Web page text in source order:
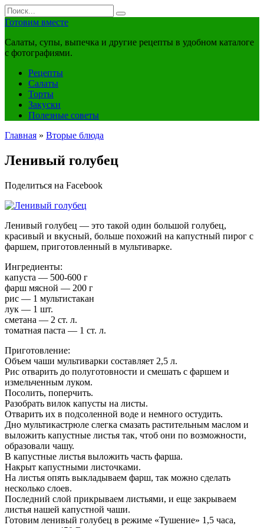
Перейти
к
Search
for:
Готовим вместе
Салаты, супы, выпечка и другие рецепты в удобном каталоге
с фотографиями.
Рецепты
Салаты
Торты
Закуски
Полезные советы
Главная » Вторые блюда
Ленивый голубец
Поделиться на Facebook
Ленивый голубец — это такой один большой голубец,
красивый и вкусный, больше похожий на капустный пирог с
фаршем, приготовленный в мультиварке.
Ингредиенты:
капуста — 500-600 г
фарш мясной — 200 г
рис — 1 мультистакан
лук — 1 шт.
сметана — 2 ст. л.
томатная паста — 1 ст. л.
Приготовление:
Объем чаши мультиварки составляет 2,5 л.
Рис отварить до полуготовности и смешать с фаршем и
измельченным луком.
Посолить, поперчить.
Разобрать вилок капусты на листы.
Отварить их в подсоленной воде и немного остудить.
Дно мультикастрюле слегка смазать растительным маслом и
выложить капустные листья так, чтоб они по возможности,
образовали чашу.
В капустные листья выложить часть фарша.
Накрыт капустными листочками.
На листья опять выкладываем фарш, так можно сделать
несколько слоев.
Последний слой прикрываем листьями, и еще закрываем
листья нашей капустной чаши.
Готовим ленивый голубец в режиме «Тушение» 1,5 часа,